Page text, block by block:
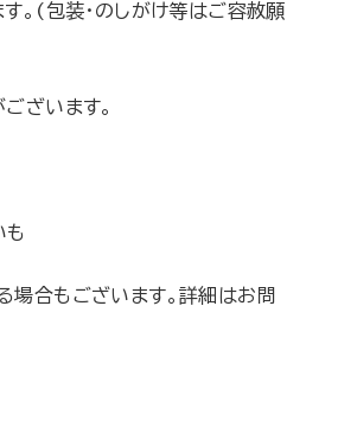
。(包装・のしがけ等はご容赦願
ざいます。
も
合もございます。詳細はお問